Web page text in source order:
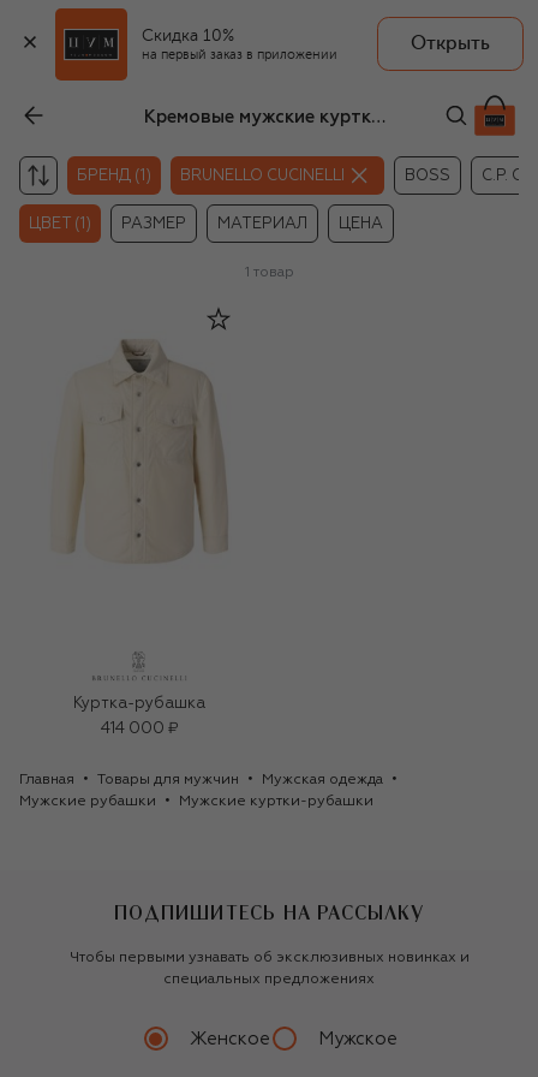
Скидка 10%
на первый заказ в приложении
Открыть
Кремовые мужские куртки-рубашки Brunello Cucinelli
БРЕНД (1) BRUNELLO CUCINELLI BOSS C.P.
ЦВЕТ (1) РАЗМЕР МАТЕРИАЛ ЦЕНА
1 товар
Куртка-рубашка
414 000 ₽
Главная Товары для мужчин
Мужская одежда
Мужские рубашки
Мужские куртки-рубашки
ПОДПИШИТЕСЬ НА РАССЫЛКУ
Чтобы первыми узнавать об эксклюзивных новинках и
специальных предложениях
Женское Мужское